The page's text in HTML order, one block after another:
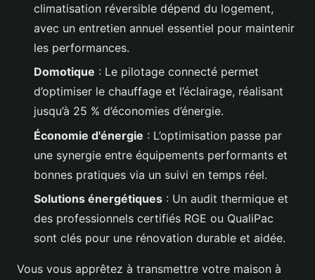
climatisation réversible dépend du logement,
avec un entretien annuel essentiel pour maintenir
les performances.
Domotique : Le pilotage connecté permet
d’optimiser le chauffage et l’éclairage, réalisant
jusqu’à 25 % d’économies d’énergie.
Économie d'énergie : L’optimisation passe par
une synergie entre équipements performants et
bonnes pratiques via un suivi en temps réel.
Solutions énergétiques : Un audit thermique et
des professionnels certifiés RGE ou QualiPac
sont clés pour une rénovation durable et aidée.
Vous vous apprêtez à transmettre votre maison à